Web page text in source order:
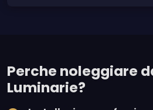
Perche noleggiare
Luminarie?